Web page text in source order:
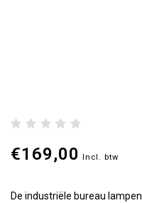
€169,00 Incl. btw
De industriële bureau